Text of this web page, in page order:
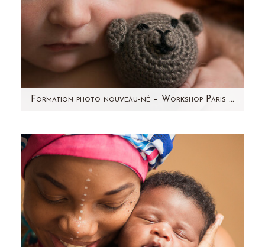
Formation photo nouveau-né – Workshop Paris par Aline Deguy Photographe
formation dédiée à la photographie de
nouveau-né. Une journée…